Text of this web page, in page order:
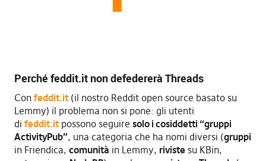
Perché feddit.it non defedererà Threads
Con feddit.it(il nostro Reddit open source basato su
Lemmy) il problema non si pone: gli utenti
di feddit.itpossono seguire solo i cosiddetti “gruppi
ActivityPub”, una categoria che ha nomi diversi (gruppi
in Friendica, comunità in Lemmy, rivistesu KBin,